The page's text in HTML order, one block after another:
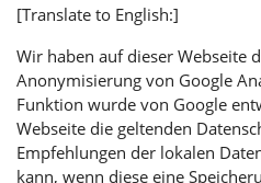
[Translate to English:]
Wir haben auf dieser Webseite
Anonymisierung von Google
Funktion wurde von Google
Webseite die geltenden
Empfehlungen der lokalen
kann, wenn diese eine